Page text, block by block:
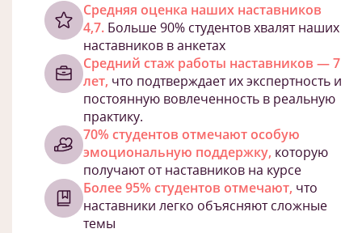
Cредняя оценка наших наставников
4,7. Больше 90% студентов хвалят наших
наставников в анкетах
Средний стаж работы наставников — 7
лет, что подтверждает их экспертность и
постоянную вовлеченность в реальную
практику.
70% студентов отмечают особую
эмоциональную поддержку, которую
получают от наставников на курсе
Более 95% студентов отмечают, что
наставники легко объясняют сложные
темы